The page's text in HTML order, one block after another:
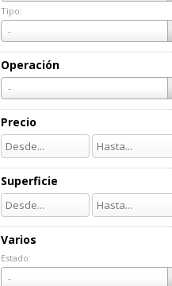
Tipo:
-
Tipo:
Operación
-
Precio
Superficie
Varios
Estado:
-
Estado: